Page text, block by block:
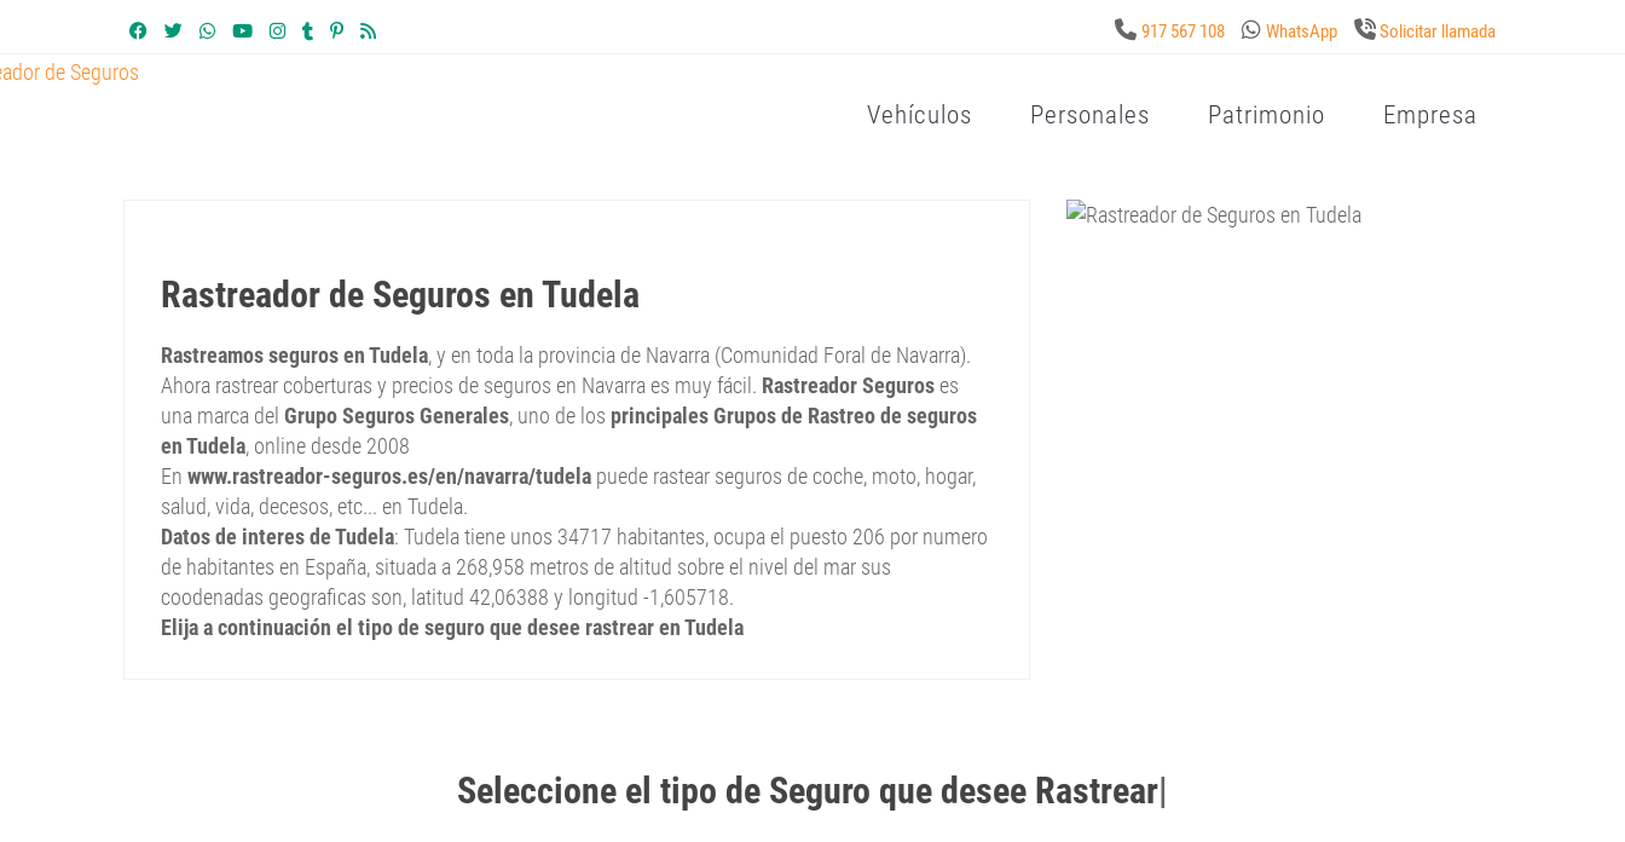
917 567 108 WhatsApp Solicitar llamada
Vehículos Personales Patrimonio Empresa
Rastreador de Seguros en Tudela
Rastreamos seguros en Tudela, y en toda la provincia de Navarra (Comunidad Foral de Navarra).
Ahora rastrear coberturas y precios de seguros en Navarra es muy fácil. Rastreador Seguros es
una marca del Grupo Seguros Generales, uno de los principales Grupos de Rastreo de seguros
en Tudela, online desde 2008
En www.rastreador-seguros.es/en/navarra/tudela puede rastear seguros de coche, moto, hogar,
salud, vida, decesos, etc... en Tudela.
Datos de interes de Tudela: Tudela tiene unos 34717 habitantes, ocupa el puesto 206 por numero
de habitantes en España, situada a 268,958 metros de altitud sobre el nivel del mar sus
coodenadas geograficas son, latitud 42,06388 y longitud -1,605718.
Elija a continuación el tipo de seguro que desee rastrear en Tudela
Seleccione el tipo de Seguro que desee Rastrear|